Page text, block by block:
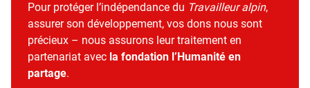
Pour protéger l’indépendance du Travailleur alpin,
assurer son développement, vos dons nous sont
précieux – nous assurons leur traitement en
partenariat avec la fondation l’Humanité en
partage.